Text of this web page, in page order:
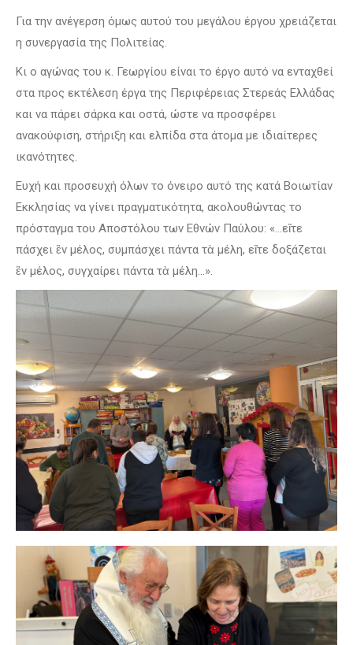
Για την ανέγερση όμως αυτού του μεγάλου έργου χρειάζεται
η συνεργασία της Πολιτείας.
Κι ο αγώνας του κ. Γεωργίου είναι το έργο αυτό να ενταχθεί
στα προς εκτέλεση έργα της Περιφέρειας Στερεάς Ελλάδας
και να πάρει σάρκα και οστά, ώστε να προσφέρει
ανακούφιση, στήριξη και ελπίδα στα άτομα με ιδιαίτερες
ικανότητες.
Ευχή και προσευχή όλων το όνειρο αυτό της κατά Βοιωτίαν
Εκκλησίας να γίνει πραγματικότητα, ακολουθώντας το
πρόσταγμα του Αποστόλου των Εθνών Παύλου: «…εἴτε
πάσχει ἓν μέλος, συμπάσχει πάντα τὰ μέλη, εἴτε δοξάζεται
ἓν μέλος, συγχαίρει πάντα τὰ μέλη…».